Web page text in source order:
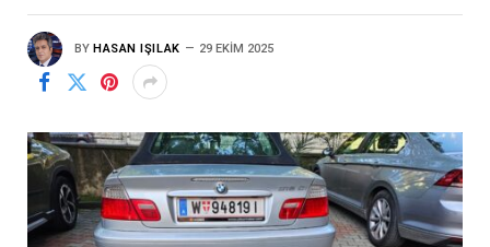
BY HASAN IŞILAK 29 EKIM 2025